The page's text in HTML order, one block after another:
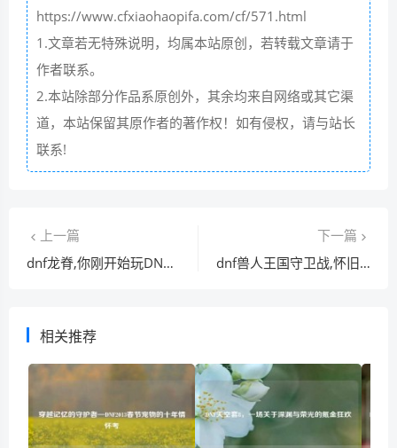
https://www.cfxiaohaopifa.com/cf/571.html
1.文章若无特殊说明，均属本站原创，若转载文章请于
作者联系。
2.本站除部分作品系原创外，其余均来自网络或其它渠
道，本站保留其原作者的著作权！如有侵权，请与站长
联系!
上一篇
dnf龙脊,你刚开始玩DNF时的装备出处和出装大全
下一篇
dnf兽人王国守卫战,怀旧服9职业全天赋野外单挑矩阵
相关推荐